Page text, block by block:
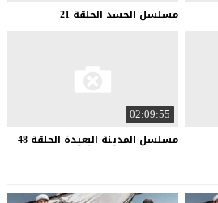
مسلسل الحسد الحلقة 21
02:09:55
مسلسل المدينة البعيدة الحلقة 48